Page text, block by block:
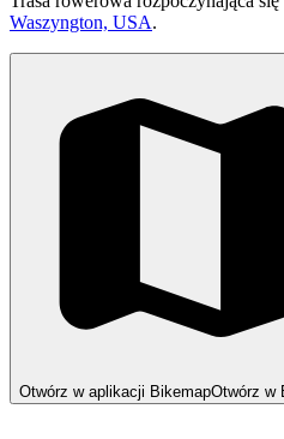
Waszyngton, USA.
Otwórz w aplikacji BikemapOtwórz w